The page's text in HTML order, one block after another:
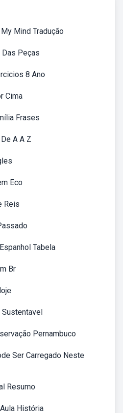
Mind Tradução
Peças
8 Ano
Cima
Frases
A A Z
Eco
Reis
Tabela
Br
Sustentavel
Pernambuco
Ser Carregado Neste
Resumo
História